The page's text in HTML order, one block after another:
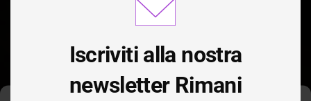
Iscriviti alla nostra
newsletter Rimani